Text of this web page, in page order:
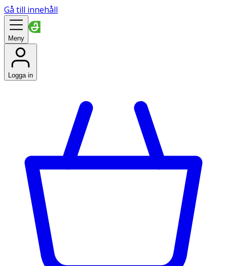
Gå till innehåll
Meny
Logga in